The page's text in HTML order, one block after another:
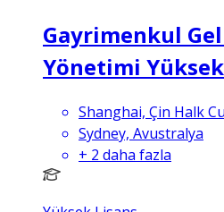
Gayrimenkul
Yönetimi Yüksek
Shanghai, Çin Halk
Sydney, Avustralya
+ 2 daha fazla